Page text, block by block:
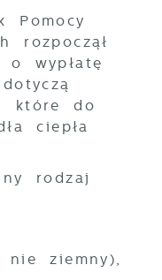
Pomocy
rozpoczął
o wypłatę
które do
ciepła
rodzaj
ziemny),
przetwarzane
Wyrażenie
informacje i
partnerów.
do
na
oraz
przeglądanej
promocyjne
podmiotów
usług.
nasze treści w